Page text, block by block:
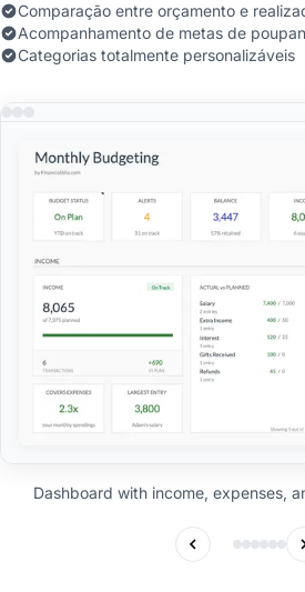
Comparação entre orçamento e
Acompanhamento de metas de
Categorias totalmente personalizáveis
Dashboard with income, expenses,